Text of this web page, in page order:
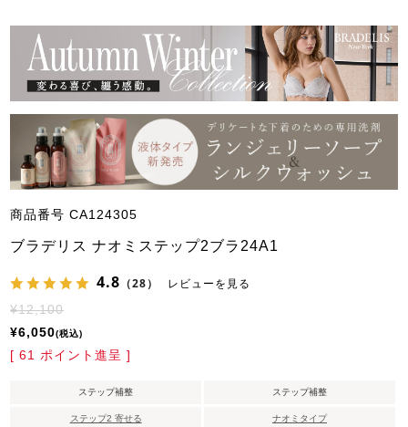
商品番号 CA124305
ブラデリス ナオミステップ2ブラ24A1
4.8 （28） レビューを見る
¥12,100
¥6,050 税込
[ 61 ポイント進呈 ]
ステップ補整 ステップ補整
ステップ2 寄せる ナオミタイプ